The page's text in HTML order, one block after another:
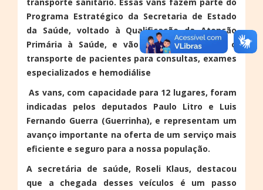
Programa Estratégico da Secretaria de Estado
da Saúde, voltado à Qualificação da Atenção
Primária à Saúde, e vão ajudar a melhorar o
transporte de pacientes para consultas, exames
especializados e hemodiálise
As vans, com capacidade para 12 lugares, foram
indicadas pelos deputados Paulo Litro e Luis
Fernando Guerra (Guerrinha), e representam um
avanço importante na oferta de um serviço mais
eficiente e seguro para a nossa população.
A secretária de saúde, Roseli Klaus, destacou
que a chegada desses veículos é um passo